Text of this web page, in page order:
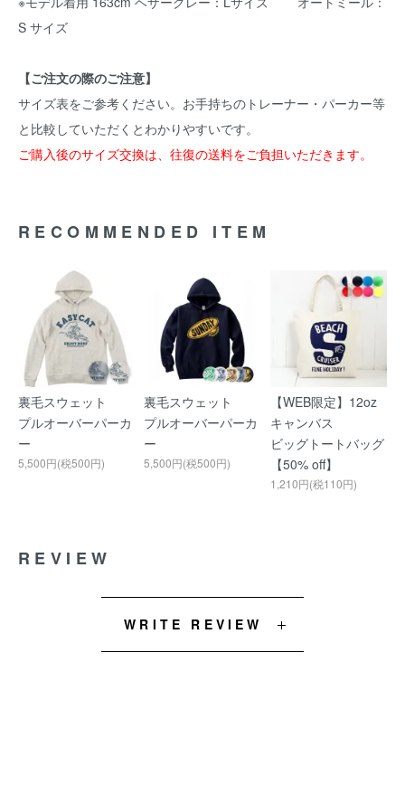
S サイズ
【ご注文の際のご注意】
サイズ表をご参考ください。お手持ちのトレーナー・パーカー等
と比較していただくとわかりやすいです。
ご購入後のサイズ交換は、往復の送料をご負担いただきます。
RECOMMENDED ITEM
裏毛スウェット
プルオーバーパーカ
ー
5,500円(税500円)
裏毛スウェット
プルオーバーパーカ
ー
5,500円(税500円)
【WEB限定】12oz
キャンバス
ビッグトートバッグ
【50% off】
1,210円(税110円)
REVIEW
WRITE REVIEW